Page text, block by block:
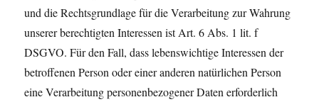
und die Rechtsgrundlage für die Verarbeitung zur Wahrung
unserer berechtigten Interessen ist Art. 6 Abs. 1 lit. f
DSGVO. Für den Fall, dass lebenswichtige Interessen der
betroffenen Person oder einer anderen natürlichen Person
eine Verarbeitung personenbezogener Daten erforderlich